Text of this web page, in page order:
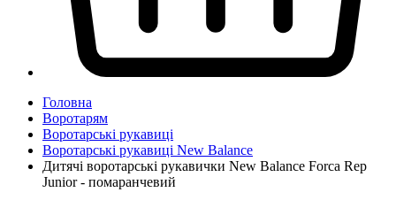
Головна
Воротарям
Воротарські рукавиці
Воротарські рукавиці New Balance
Дитячі воротарські рукавички New Balance Forca Rep
Junior - помаранчевий